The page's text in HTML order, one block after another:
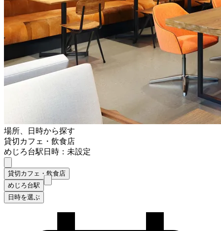
場所、日時から探す
貸切カフェ・飲食店
めじろ台駅日時：未設定
貸切カフェ・飲食店
めじろ台駅
日時を選ぶ